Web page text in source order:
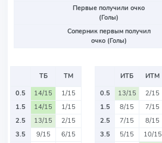
Первые получили очко
(Голы)
Соперник первым получил
очко (Голы)
ТБ
ТМ
0.5
14/15
1/15
1.5
14/15
1/15
2.5
13/15
2/15
3.5
9/15
6/15
ИТБ
ИТМ
0.5
13/15
2/15
1.5
8/15
7/15
2.5
7/15
8/15
3.5
5/15
10/15